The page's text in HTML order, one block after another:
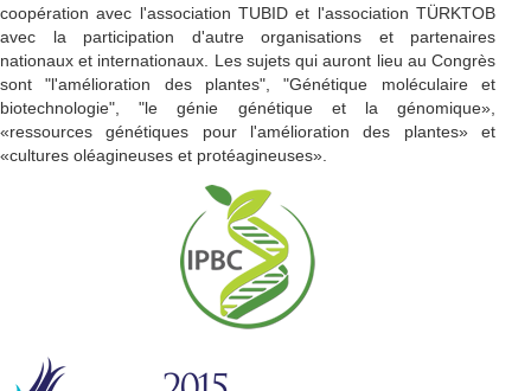
coopération avec l'association TUBID et l'association TÜRKTOB
avec la participation d'autre organisations et partenaires
nationaux et internationaux. Les sujets qui auront lieu au Congrès
sont "l'amélioration des plantes", "Génétique moléculaire et
biotechnologie", "le génie génétique et la génomique»,
«ressources génétiques pour l'amélioration des plantes» et
«cultures oléagineuses et protéagineuses».